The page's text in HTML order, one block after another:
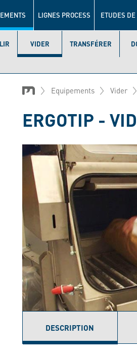
LIGNES PROCESS ETUDES DE
VIDER TRANSFÉRER
Equipements Vider
ERGOTIP -
DESCRIPTION